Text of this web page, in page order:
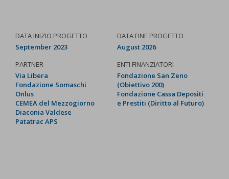
DATA INIZIO PROGETTO
September 2023
DATA FINE PROGETTO
August 2026
PARTNER
Via Libera
Fondazione Somaschi
Onlus
CEMEA del Mezzogiorno
Diaconia Valdese
Patatrac APS
ENTI FINANZIATORI
Fondazione San Zeno
(Obiettivo 200)
Fondazione Cassa Depositi
e Prestiti (Diritto al Futuro)